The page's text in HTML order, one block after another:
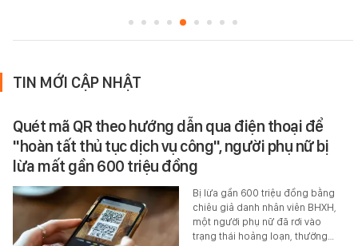
TIN MỚI CẬP NHẬT
Quét mã QR theo hướng dẫn qua điện thoại để
"hoàn tất thủ tục dịch vụ công", người phụ nữ bị
lừa mất gần 600 triệu đồng
Bị lừa gần 600 triệu đồng bằng
chiêu giả danh nhân viên BHXH,
một người phụ nữ đã rơi vào
trạng thái hoảng loạn, thường…